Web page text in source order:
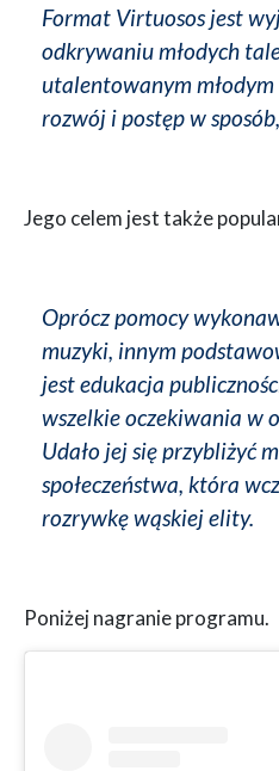
Format Virtuosos jest
odkrywaniu młodych
utalentowanym młodym
rozwój i postęp w
Jego celem jest także
Oprócz pomocy
muzyki, innym
jest edukacja
wszelkie oczekiwania w
Udało jej się przybliżyć
społeczeństwa, która
rozrywkę wąskiej elity.
Poniżej nagranie programu.